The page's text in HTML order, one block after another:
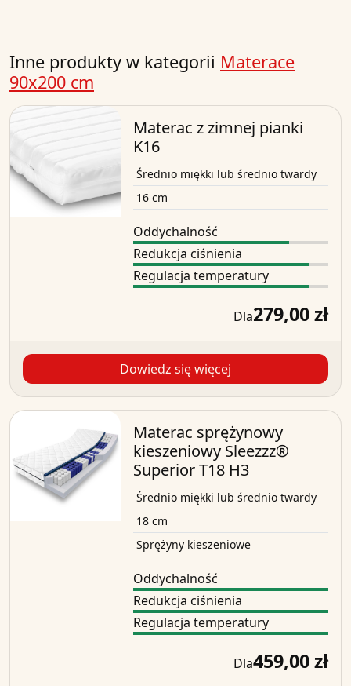
Inne produkty w kategorii Materace
90x200 cm
Materac z zimnej pianki
K16
Średnio miękki lub średnio twardy
16 cm
Oddychalność
Redukcja ciśnienia
Regulacja temperatury
Dla279,00 zł
Dowiedz się więcej
Materac sprężynowy
kieszeniowy Sleezzz®
Superior T18 H3
Średnio miękki lub średnio twardy
18 cm
Sprężyny kieszeniowe
Oddychalność
Redukcja ciśnienia
Regulacja temperatury
Dla459,00 zł